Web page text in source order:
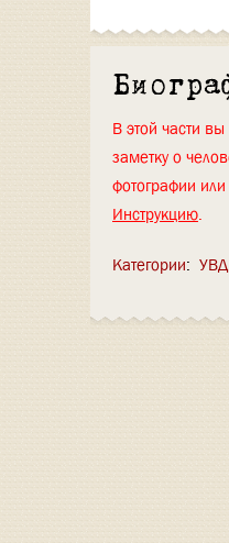
В этой части
заметку о
фотографии
Инструкцию.
Категории: УВД